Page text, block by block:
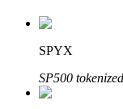
Auto Invest
Grijp
SPYX
SP500